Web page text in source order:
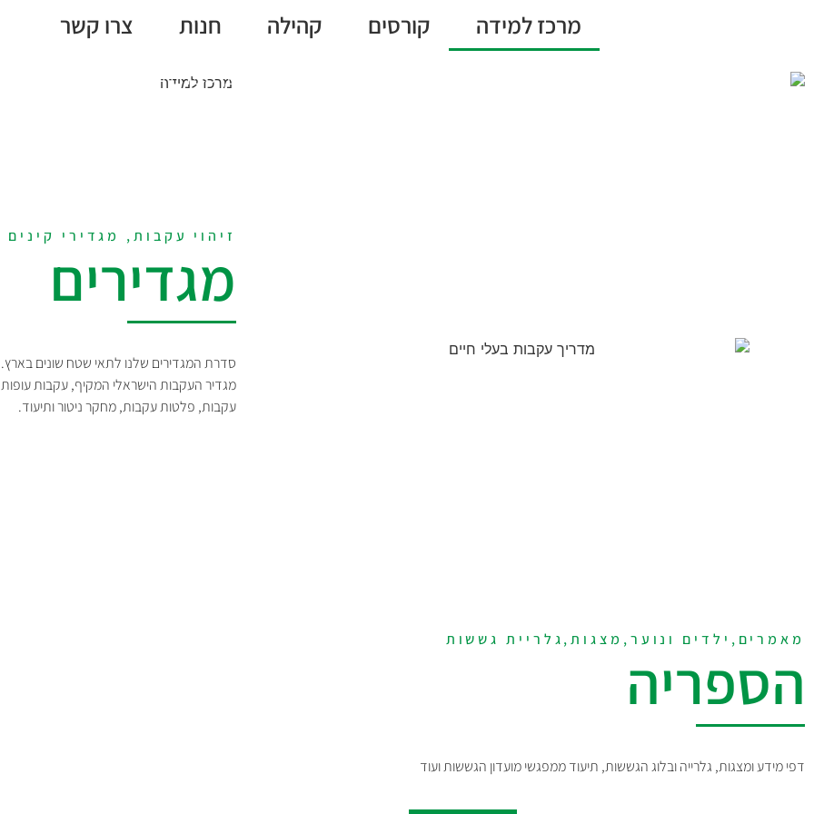
מרכז למידה קורסים קהילה חנות צרו קשר
מרכז למידה
מגדירים, ספריה, מלאכות
זיהוי עקבות, מגדירי קינים
מגדירים
סדרת המגדירים שלנו לתאי שטח שונים בארץ.
מגדיר העקבות הישראלי המקיף, עקבות עופות
עקבות, פלטות עקבות, מחקר ניטור ותיעוד.
מאמרים,ילדים ונוער,מצגות,גלריית גששות
הספריה
דפי מידע ומצגות, גלרייה ובלוג הגששות, תיעוד ממפגשי מועדון הגששות ועוד